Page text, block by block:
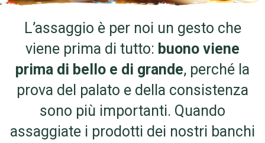
L’assaggio è per noi un gesto che
viene prima di tutto: buono viene
prima di bello e di grande, perché la
prova del palato e della consistenza
sono più importanti. Quando
assaggiate i prodotti dei nostri banchi